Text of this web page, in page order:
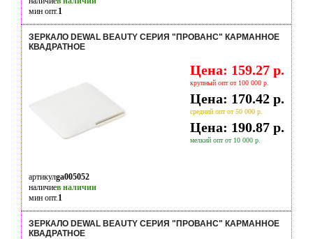
мин опт.1
ЗЕРКАЛО DEWAL BEAUTY СЕРИЯ "ПРОВАНС" КАРМАННОЕ
КВАДРАТНОЕ
Цена: 159.27 р.
крупный опт от 100 000 р.
Цена: 170.42 р.
средний опт от 50 000 р.
Цена: 190.87 р.
мелкий опт от 10 000 р.
артикулga005052
наличиев наличии
мин опт.1
ЗЕРКАЛО DEWAL BEAUTY СЕРИЯ "ПРОВАНС" КАРМАННОЕ
КВАДРАТНОЕ